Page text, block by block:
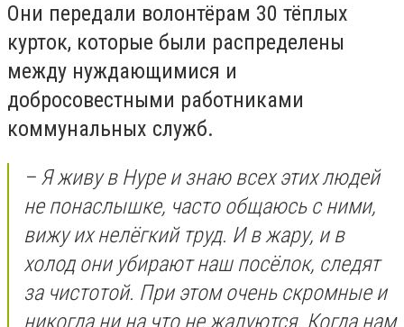
Они передали волонтёрам 30 тёплых
курток, которые были распределены
между нуждающимися и
добросовестными работниками
коммунальных служб.
– Я живу в Нуре и знаю всех этих людей
не понаслышке, часто общаюсь с ними,
вижу их нелёгкий труд. И в жару, и в
холод они убирают наш посёлок, следят
за чистотой. При этом очень скромные и
никогда ни на что не жалуются. Когда нам